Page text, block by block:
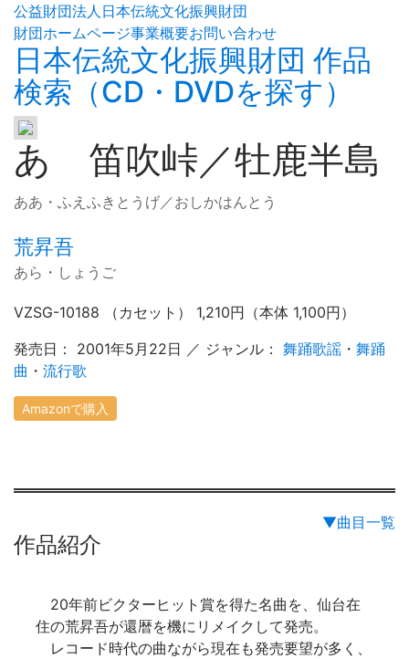
公益財団法人日本伝統文化振興財団
財団ホームページ事業概要お問い合わせ
日本伝統文化振興財団 作品
検索（CD・DVDを探す）
あゝ笛吹峠／牡鹿半島
ああ・ふえふきとうげ／おしかはんとう
荒昇吾
あら・しょうご
VZSG-10188 （カセット） 1,210円（本体 1,100円）
発売日： 2001年5月22日 ／ ジャンル： 舞踊歌謡 ・ 舞踊
曲 ・ 流行歌
Amazonで購入
▼曲目一覧
作品紹介
20年前ビクターヒット賞を得た名曲を、仙台在
住の荒昇吾が還暦を機にリメイクして発売。
レコード時代の曲ながら現在も発売要望が多く、